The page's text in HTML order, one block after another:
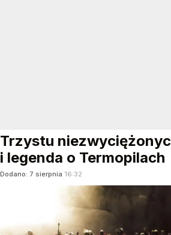
Trzystu
i legenda o Termopilach
Dodano: 7 sierpnia 16:32